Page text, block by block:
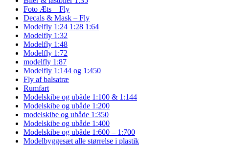
Foto Æts – Fly
Decals & Mask – Fly
Modelfly 1:24 1:28 1:64
Modelfly 1:32
Modelfly 1:48
Modelfly 1:72
modelfly 1:87
Modelfly 1:144 og 1:450
Fly af balsatræ
Rumfart
Modelskibe og ubåde 1:100 & 1:144
Modelskibe og ubåde 1:200
modelskibe og ubåde 1:350
Modelskibe og ubåde 1:400
Modelskibe og ubåde 1:600 – 1:700
Modelbyggesæt alle størrelse i plastik